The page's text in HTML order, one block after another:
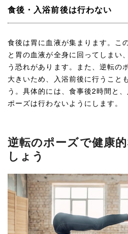
食後・入浴前後は行わない
食後は胃に血液が集まります。こ
と胃の血液が全身に回ってしまい
う恐れがあります。また、逆転の
大きいため、入浴前後に行うこと
う。具体的には、食事後2時間と
ポーズは行わないようにします。
逆転のポーズで健康
しょう